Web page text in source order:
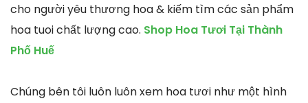
cho người yêu thương hoa & kiếm tìm các sản phẩm
hoa tuoi chất lượng cao. Shop Hoa Tươi Tại Thành
Phố Huế
Chúng bên tôi luôn luôn xem hoa tươi như một hình